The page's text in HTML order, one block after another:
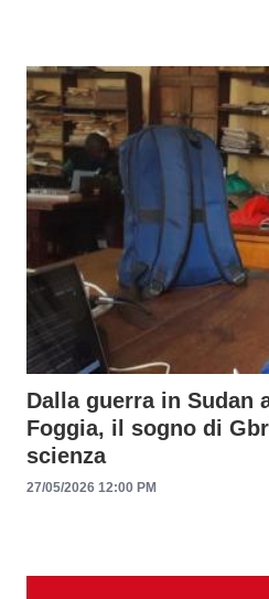
Dalla guerra in Sudan
Foggia, il sogno di
scienza
27/05/2026 12:00 PM